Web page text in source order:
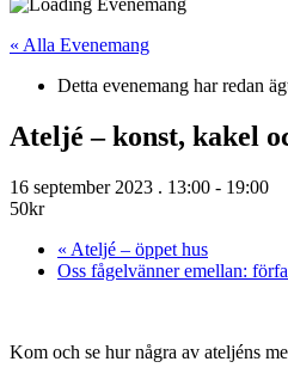
« Alla Evenemang
Detta evenemang har redan
Ateljé – konst, kakel
16 september 2023 . 13:00 - 19:00
50kr
« Ateljé – öppet hus
Oss fågelvänner emellan:
Kom och se hur några av ateljéns